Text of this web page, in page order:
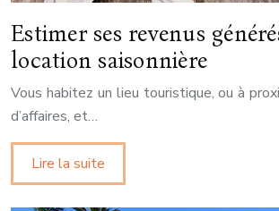
Estimer ses revenus
location saisonnière
Vous habitez un lieu touristique, ou à
d’affaires, et…
Lire la suite